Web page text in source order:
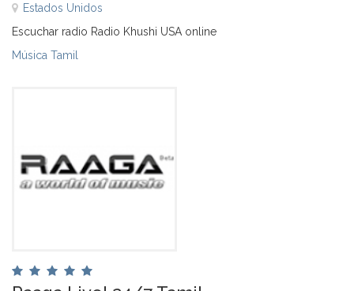
Estados Unidos
Escuchar radio Radio Khushi USA online
Música Tamil